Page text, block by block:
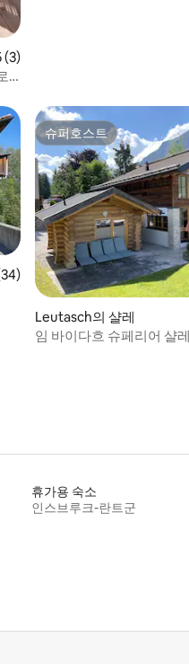
5점(5점 만점), 후기 3개
(3)
점(5점 만점), 후기 34개
슈퍼호스트
슈퍼호스트
Leutasch의 샬레
임 바이다흐 슈페리어 샬레
휴가용 숙소
인스브루크-란트군